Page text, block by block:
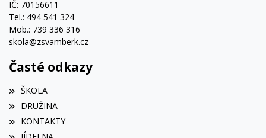
IČ: 70156611
Tel.: 494 541 324
Mob.: 739 336 316
skola@zsvamberk.cz
Časté odkazy
ŠKOLA
DRUŽINA
KONTAKTY